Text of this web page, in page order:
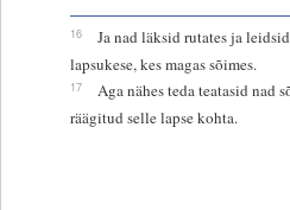
16
Ja nad läksid rutates ja
lapsukese, kes magas sõimes.
17
Aga nähes teda teatasid nad
räägitud selle lapse kohta.